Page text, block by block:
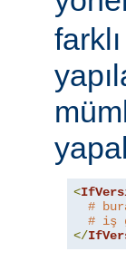
<
#
# iş
</